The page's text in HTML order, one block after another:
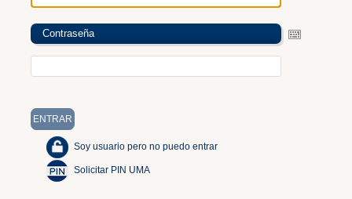
Contraseña
Soy usuario pero no puedo entrar
Solicitar PIN UMA